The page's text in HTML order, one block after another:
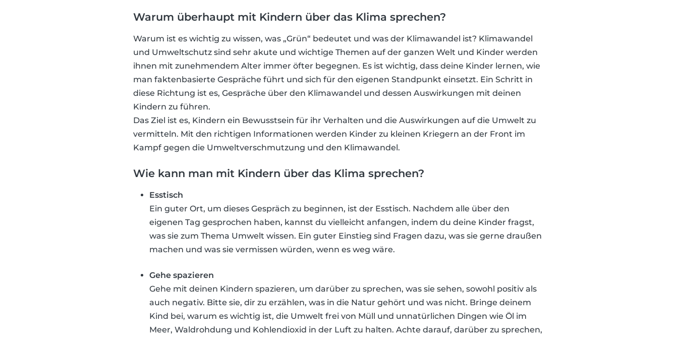
Warum überhaupt mit Kindern über das Klima sprechen?
Warum ist es wichtig zu wissen, was „Grün“ bedeutet und was der Klimawandel ist? Klimawandel
und Umweltschutz sind sehr akute und wichtige Themen auf der ganzen Welt und Kinder werden
ihnen mit zunehmendem Alter immer öfter begegnen. Es ist wichtig, dass deine Kinder lernen, wie
man faktenbasierte Gespräche führt und sich für den eigenen Standpunkt einsetzt. Ein Schritt in
diese Richtung ist es, Gespräche über den Klimawandel und dessen Auswirkungen mit deinen
Kindern zu führen.
Das Ziel ist es, Kindern ein Bewusstsein für ihr Verhalten und die Auswirkungen auf die Umwelt zu
vermitteln. Mit den richtigen Informationen werden Kinder zu kleinen Kriegern an der Front im
Kampf gegen die Umweltverschmutzung und den Klimawandel.
Wie kann man mit Kindern über das Klima sprechen?
Esstisch
Ein guter Ort, um dieses Gespräch zu beginnen, ist der Esstisch. Nachdem alle über den
eigenen Tag gesprochen haben, kannst du vielleicht anfangen, indem du deine Kinder fragst,
was sie zum Thema Umwelt wissen. Ein guter Einstieg sind Fragen dazu, was sie gerne draußen
machen und was sie vermissen würden, wenn es weg wäre.
Gehe spazieren
Gehe mit deinen Kindern spazieren, um darüber zu sprechen, was sie sehen, sowohl positiv als
auch negativ. Bitte sie, dir zu erzählen, was in die Natur gehört und was nicht. Bringe deinem
Kind bei, warum es wichtig ist, die Umwelt frei von Müll und unnatürlichen Dingen wie Öl im
Meer, Waldrohdung und Kohlendioxid in der Luft zu halten. Achte darauf, darüber zu sprechen,